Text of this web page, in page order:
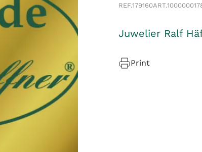
REF.179160ART.
Juwelier Ralf
Print